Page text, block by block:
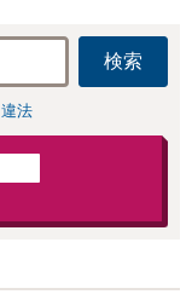
検索
法